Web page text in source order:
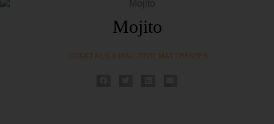
Mojito
COCKTAILS 6 MAJ, 2020 MATTRENDER